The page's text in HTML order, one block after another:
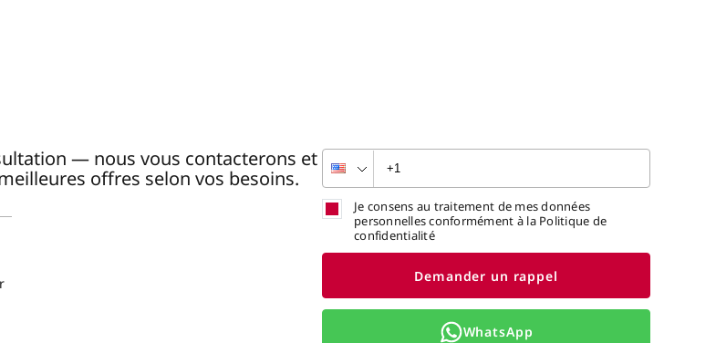
— nous vous contacterons et
offres selon vos besoins.
Je consens au traitement de mes données
personnelles conformément à la Politique de
confidentialité
Demander un rappel
WhatsApp